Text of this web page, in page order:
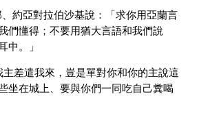
約亞對拉伯沙基說：「求你用亞蘭言
們懂得；不要用猶大言語和我們說
中。」
差遣我來，豈是單對你和你的主說這
坐在城上、要與你們一同吃自己糞喝